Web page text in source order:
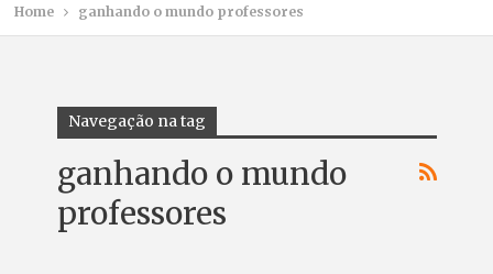
Home ganhando o mundo professores
Navegação na tag
ganhando o mundo
professores